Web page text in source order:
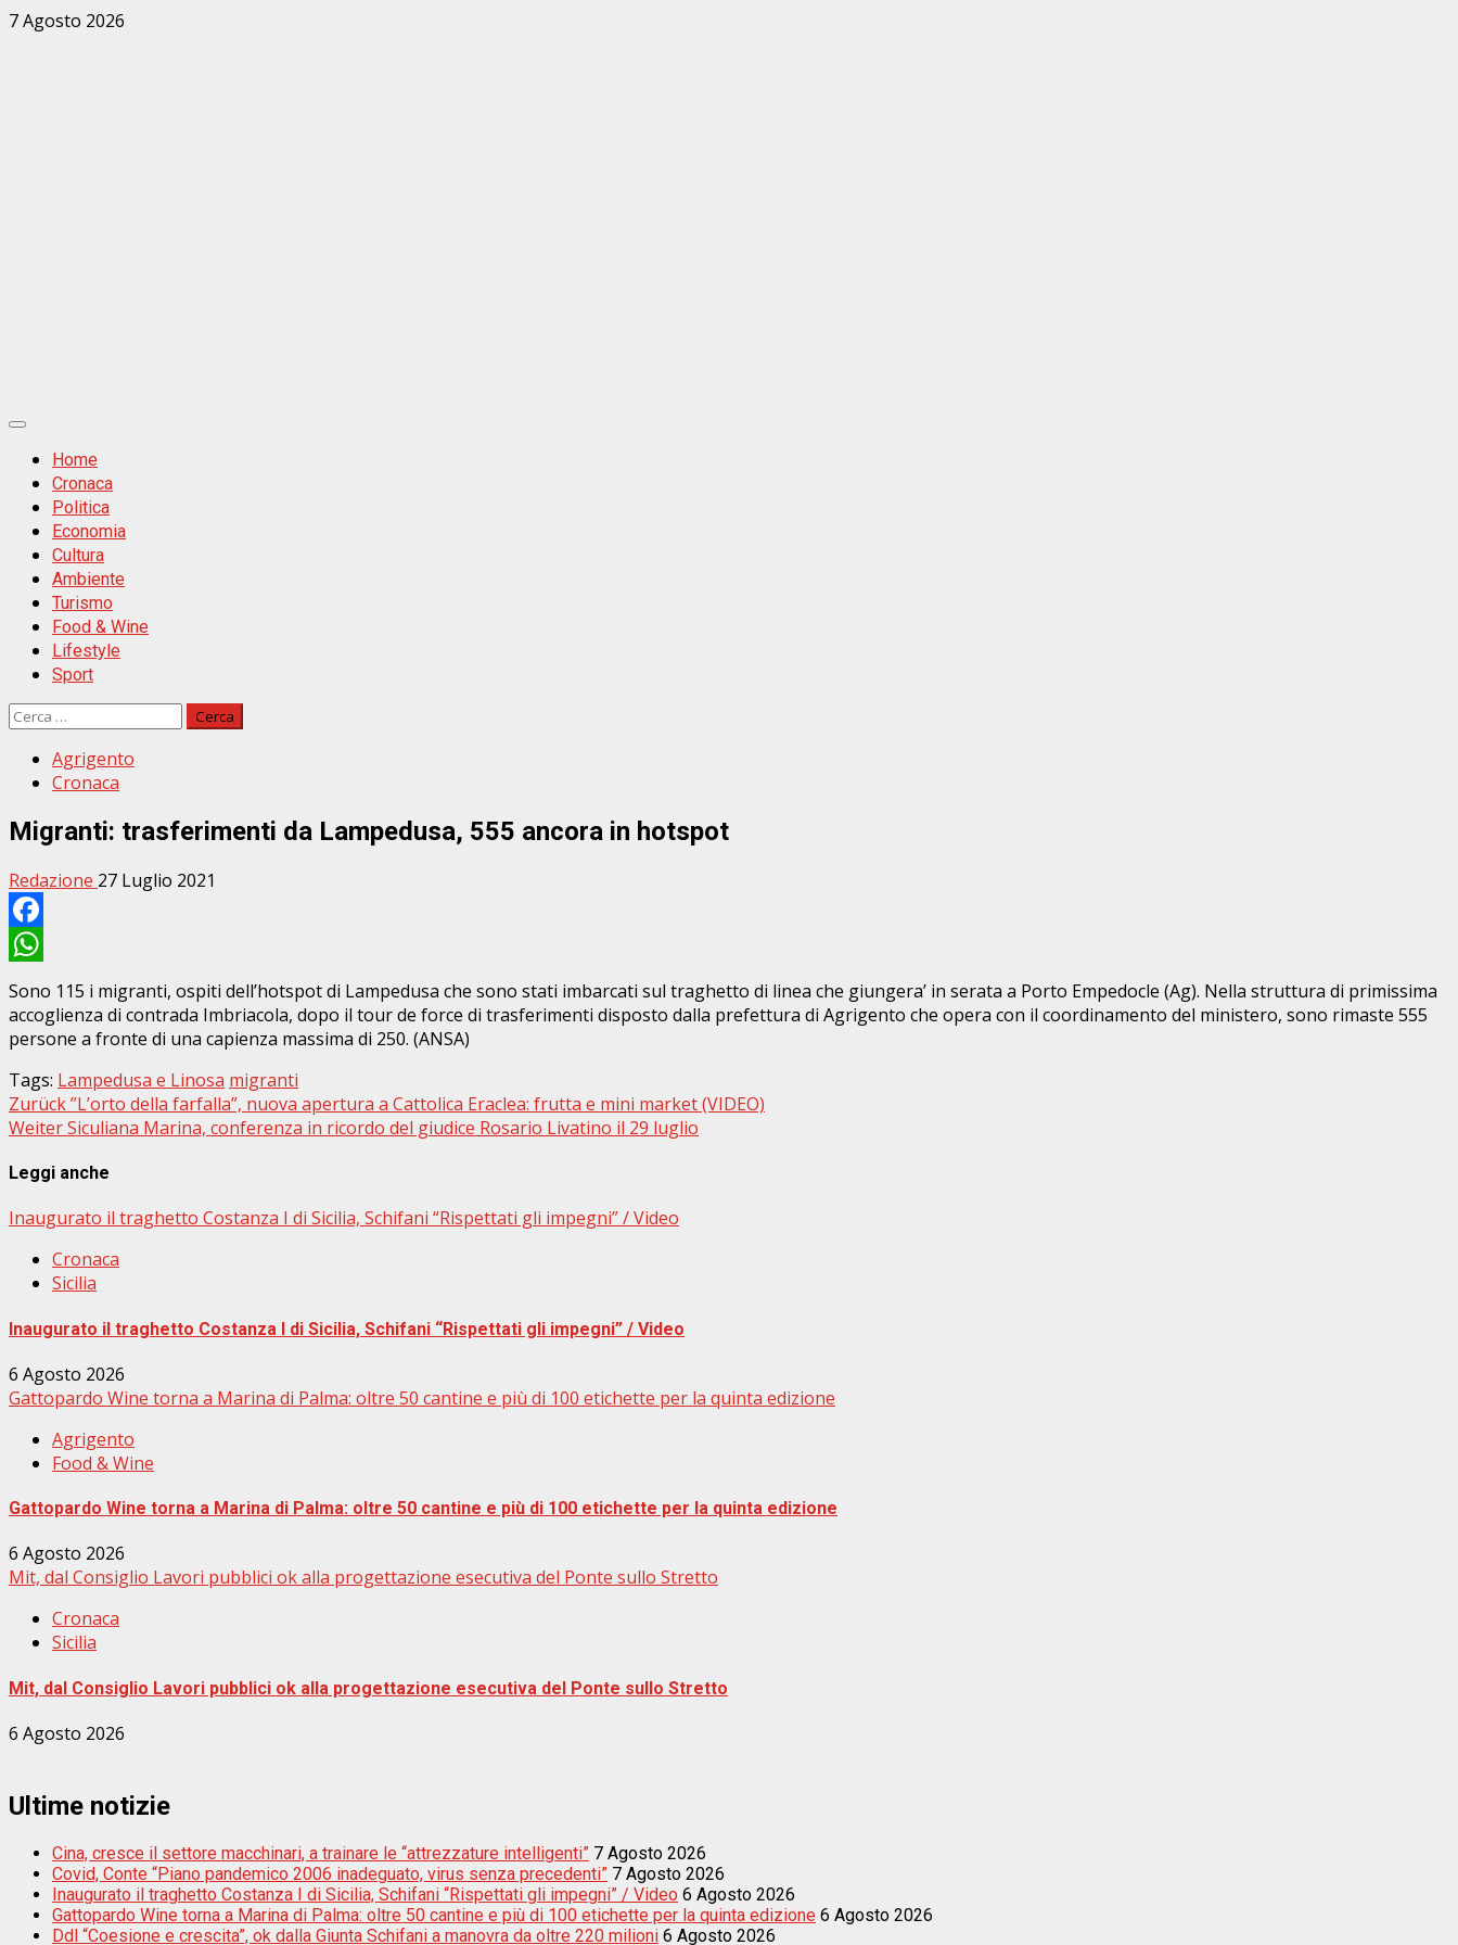
Zum
7 Agosto 2026
Primäres
MenüHome
Cronaca
Politica
Economia
Cultura
Ambiente
Turismo
Food & Wine
Lifestyle
Sport
Ricerca
Agrigento
Cronaca
Migranti: trasferimenti da Lampedusa, 555 ancora in hotspot
Redazione 27 Luglio 2021
Facebook
WhatsApp
Sono 115 i migranti, ospiti dell’hotspot di Lampedusa che sono stati imbarcati sul traghetto di linea che giungera’ in serata a Porto Empedocle (Ag). Nella struttura di primissima
accoglienza di contrada Imbriacola, dopo il tour de force di trasferimenti disposto dalla prefettura di Agrigento che opera con il coordinamento del ministero, sono rimaste 555
persone a fronte di una capienza massima di 250. (ANSA)
Tags: Lampedusa e Linosa migranti
Beitragsnavigation
Zurück”L’orto della farfalla”, nuova apertura a Cattolica Eraclea: frutta e mini market (VIDEO)
WeiterSiculiana Marina, conferenza in ricordo del giudice Rosario Livatino il 29 luglio
Leggi anche
Inaugurato il traghetto Costanza I di Sicilia, Schifani “Rispettati gli impegni” / Video
Cronaca
Sicilia
Inaugurato il traghetto Costanza I di Sicilia, Schifani “Rispettati gli impegni” / Video
6 Agosto 2026
Gattopardo Wine torna a Marina di Palma: oltre 50 cantine e più di 100 etichette per la quinta edizione
Agrigento
Food & Wine
Gattopardo Wine torna a Marina di Palma: oltre 50 cantine e più di 100 etichette per la quinta edizione
6 Agosto 2026
Mit, dal Consiglio Lavori pubblici ok alla progettazione esecutiva del Ponte sullo Stretto
Cronaca
Sicilia
Mit, dal Consiglio Lavori pubblici ok alla progettazione esecutiva del Ponte sullo Stretto
6 Agosto 2026
Ultime notizie
Cina, cresce il settore macchinari, a trainare le “attrezzature intelligenti” 7 Agosto 2026
Covid, Conte “Piano pandemico 2006 inadeguato, virus senza precedenti” 7 Agosto 2026
Inaugurato il traghetto Costanza I di Sicilia, Schifani “Rispettati gli impegni” / Video 6 Agosto 2026
Gattopardo Wine torna a Marina di Palma: oltre 50 cantine e più di 100 etichette per la quinta edizione 6 Agosto 2026
Ddl “Coesione e crescita”, ok dalla Giunta Schifani a manovra da oltre 220 milioni 6 Agosto 2026